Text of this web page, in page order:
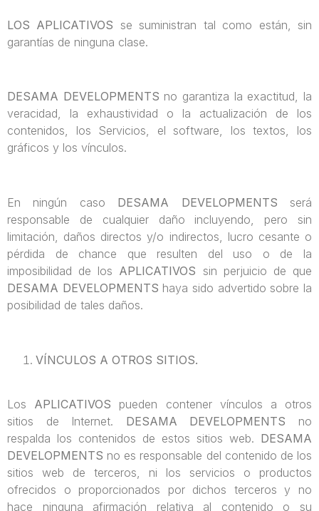
LOS APLICATIVOS se suministran tal como están, sin
garantías de ninguna clase.
DESAMA DEVELOPMENTS no garantiza la exactitud, la
veracidad, la exhaustividad o la actualización de los
contenidos, los Servicios, el software, los textos, los
gráficos y los vínculos.
En ningún caso DESAMA DEVELOPMENTS será
responsable de cualquier daño incluyendo, pero sin
limitación, daños directos y/o indirectos, lucro cesante o
pérdida de chance que resulten del uso o de la
imposibilidad de los APLICATIVOS sin perjuicio de que
DESAMA DEVELOPMENTS haya sido advertido sobre la
posibilidad de tales daños.
VÍNCULOS A OTROS SITIOS.
Los APLICATIVOS pueden contener vínculos a otros
sitios de Internet. DESAMA DEVELOPMENTS no
respalda los contenidos de estos sitios web. DESAMA
DEVELOPMENTS no es responsable del contenido de los
sitios web de terceros, ni los servicios o productos
ofrecidos o proporcionados por dichos terceros y no
hace ninguna afirmación relativa al contenido o su